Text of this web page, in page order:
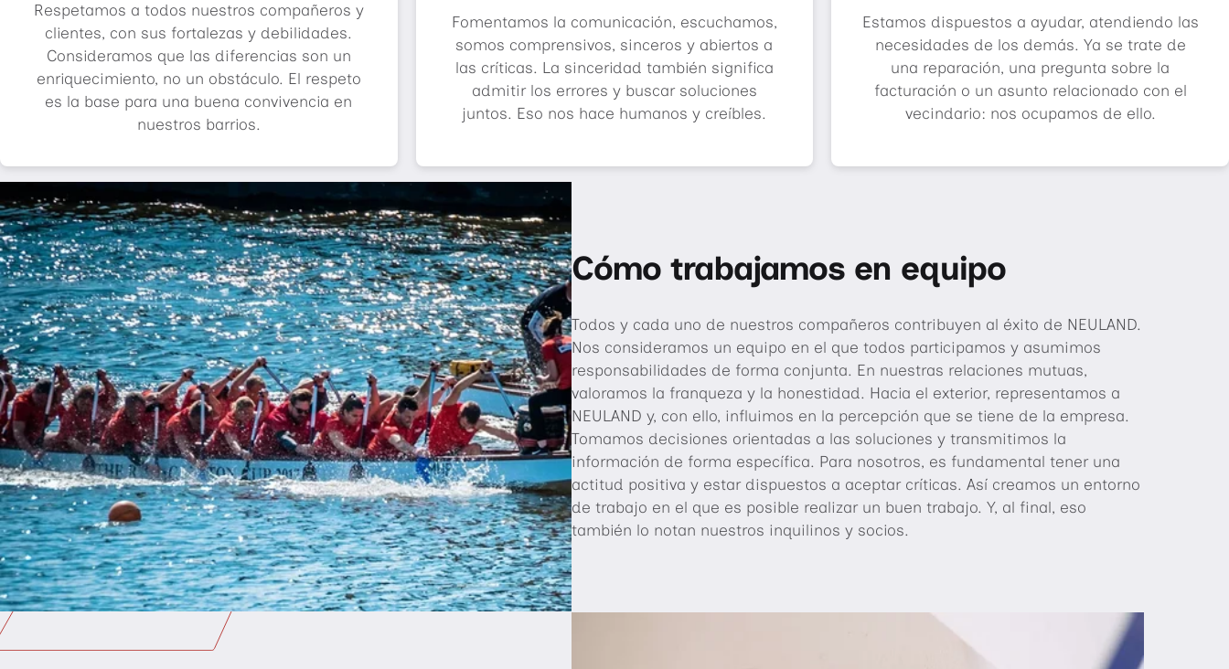
Respetamos a todos nuestros compañeros y
clientes, con sus fortalezas y debilidades.
Consideramos que las diferencias son un
enriquecimiento, no un obstáculo. El respeto
es la base para una buena convivencia en
nuestros barrios.
Fomentamos la comunicación, escuchamos,
somos comprensivos, sinceros y abiertos a
las críticas. La sinceridad también significa
admitir los errores y buscar soluciones
juntos. Eso nos hace humanos y creíbles.
Estamos dispuestos a ayudar, atendiendo las
necesidades de los demás. Ya se trate de
una reparación, una pregunta sobre la
facturación o un asunto relacionado con el
vecindario: nos ocupamos de ello.
Cómo trabajamos en equipo
Todos y cada uno de nuestros compañeros contribuyen al éxito de NEULAND.
Nos consideramos un equipo en el que todos participamos y asumimos
responsabilidades de forma conjunta. En nuestras relaciones mutuas,
valoramos la franqueza y la honestidad. Hacia el exterior, representamos a
NEULAND y, con ello, influimos en la percepción que se tiene de la empresa.
Tomamos decisiones orientadas a las soluciones y transmitimos la
información de forma específica. Para nosotros, es fundamental tener una
actitud positiva y estar dispuestos a aceptar críticas. Así creamos un entorno
de trabajo en el que es posible realizar un buen trabajo. Y, al final, eso
también lo notan nuestros inquilinos y socios.